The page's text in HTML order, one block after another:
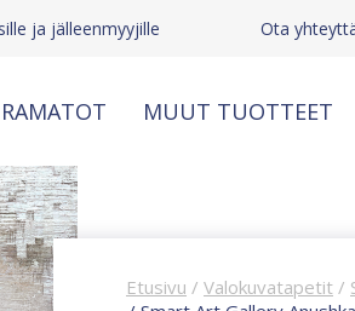
ja jälleenmyyjille Ota
MUUT TUOTTEET
Etusivu / Valokuvatapetit /